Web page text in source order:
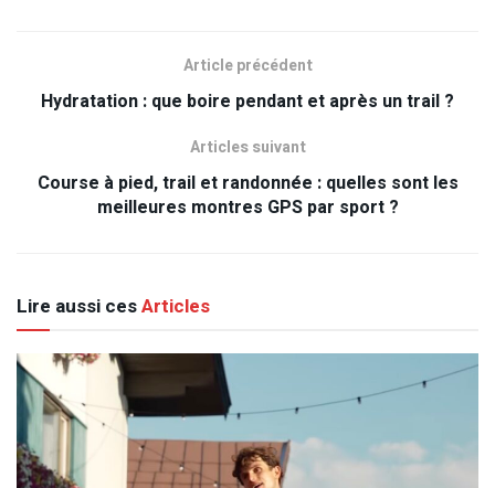
Article précédent
Hydratation : que boire pendant et après un trail ?
Articles suivant
Course à pied, trail et randonnée : quelles sont les
meilleures montres GPS par sport ?
Lire aussi cesArticles